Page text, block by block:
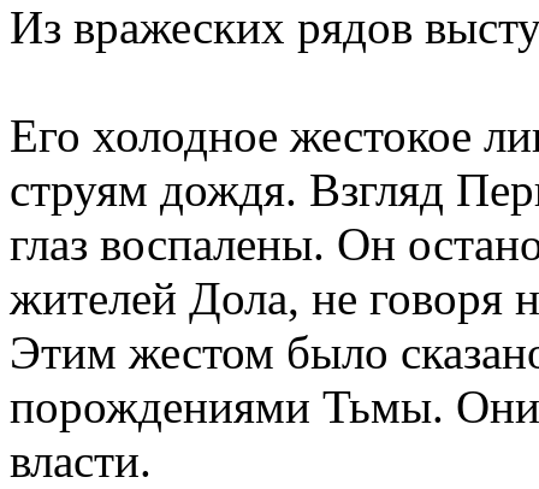
Из вражеских рядов
Его холодное жестокое
струям дождя. Взгляд
глаз воспалены. Он
жителей Дола, не говоря
Этим жестом было
порождениями Тьмы.
власти.